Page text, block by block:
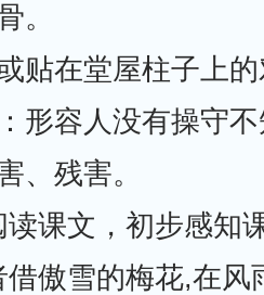
。
贴在堂屋柱子上
形容人没有操守
、残害。
读课文，初步感知
借傲雪的梅花,在